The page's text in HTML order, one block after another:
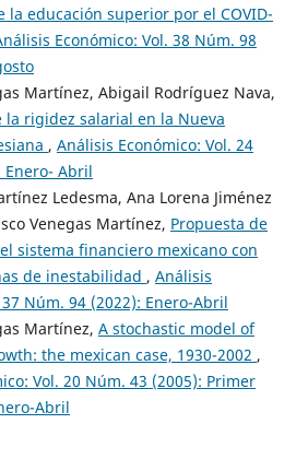
la educación superior por el COVID-
Económico: Vol. 38 Núm. 98
Martínez, Abigail Rodríguez Nava,
la rigidez salarial en la Nueva
, Análisis Económico: Vol. 24
Enero- Abril
Ledesma, Ana Lorena Jiménez
Venegas Martínez, Propuesta de
sistema financiero mexicano con
de inestabilidad , Análisis
Núm. 94 (2022): Enero-Abril
Martínez, A stochastic model of
the mexican case, 1930-2002 ,
Vol. 20 Núm. 43 (2005): Primer
Abril